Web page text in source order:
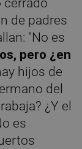
cerrado
de padres
"No es
pero ¿en
hijos de
del
¿Y el
es